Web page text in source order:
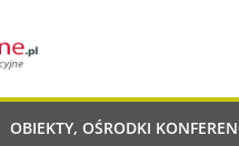
OBIEKTY, OŚRODKI